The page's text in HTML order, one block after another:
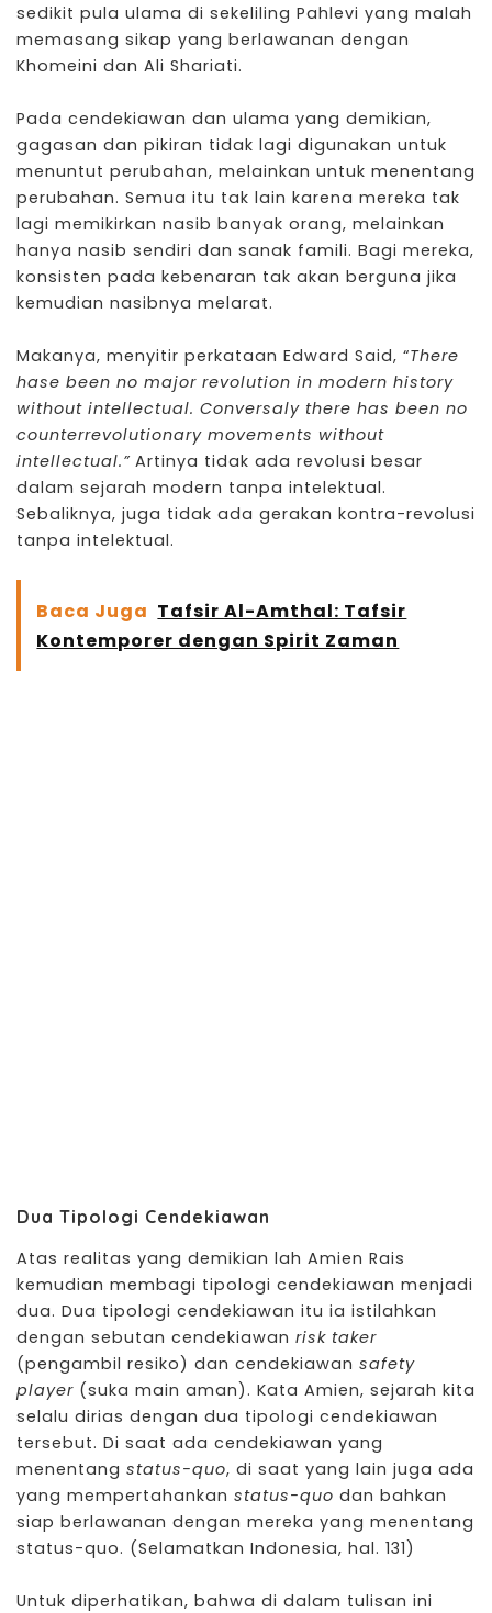
sedikit pula ulama di sekeliling Pahlevi yang malah
memasang sikap yang berlawanan dengan
Khomeini dan Ali Shariati.
Pada cendekiawan dan ulama yang demikian,
gagasan dan pikiran tidak lagi digunakan untuk
menuntut perubahan, melainkan untuk menentang
perubahan. Semua itu tak lain karena mereka tak
lagi memikirkan nasib banyak orang, melainkan
hanya nasib sendiri dan sanak famili. Bagi mereka,
konsisten pada kebenaran tak akan berguna jika
kemudian nasibnya melarat.
Makanya, menyitir perkataan Edward Said, “There
hase been no major revolution in modern history
without intellectual. Conversaly there has been no
counterrevolutionary movements without
intellectual.” Artinya tidak ada revolusi besar
dalam sejarah modern tanpa intelektual.
Sebaliknya, juga tidak ada gerakan kontra-revolusi
tanpa intelektual.
Baca Juga Tafsir Al-Amthal: Tafsir
Kontemporer dengan Spirit Zaman
Dua Tipologi Cendekiawan
Atas realitas yang demikian lah Amien Rais
kemudian membagi tipologi cendekiawan menjadi
dua. Dua tipologi cendekiawan itu ia istilahkan
dengan sebutan cendekiawan risk taker
(pengambil resiko) dan cendekiawan safety
player (suka main aman). Kata Amien, sejarah kita
selalu dirias dengan dua tipologi cendekiawan
tersebut. Di saat ada cendekiawan yang
menentang status-quo, di saat yang lain juga ada
yang mempertahankan status-quo dan bahkan
siap berlawanan dengan mereka yang menentang
status-quo. (Selamatkan Indonesia, hal. 131)
Untuk diperhatikan, bahwa di dalam tulisan ini